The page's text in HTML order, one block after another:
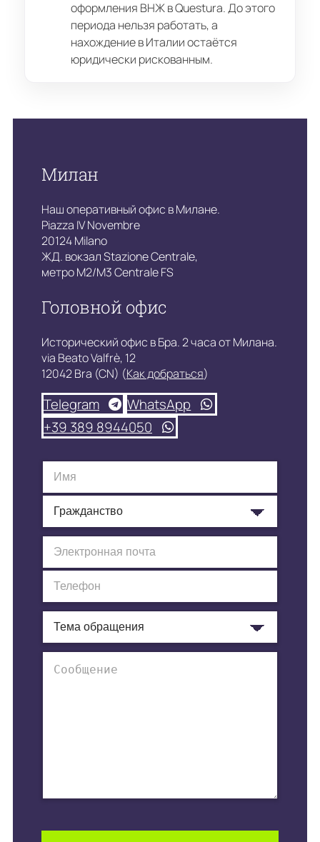
оформления ВНЖ в Questura. До этого
периода нельзя работать, а
нахождение в Италии остаётся
юридически рискованным.
Милан
Наш оперативный офис в Милане.
Piazza IV Novembre
20124 Milano
ЖД. вокзал Stazione Centrale,
метро M2/M3 Centrale FS
Головной офис
Исторический офис в Бра. 2 часа от Милана.
via Beato Valfrè, 12
12042 Bra (CN) (Как добраться)
Telegram
WhatsApp
+39 389 8944050